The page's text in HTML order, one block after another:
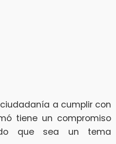
a cumplir con
tiene un compromiso
que sea un tema